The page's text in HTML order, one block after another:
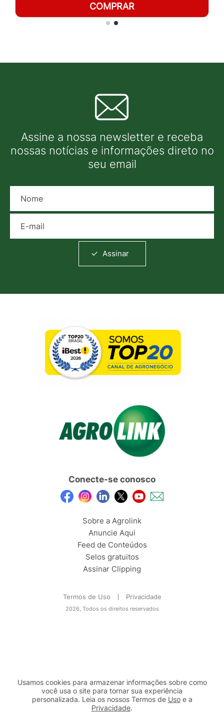
COMPRAR
Assine a nossa newsletter e receba
nossas notícias e informações direto no
seu email
Assinar
Conecte-se conosco
Sobre a Agrolink
Anuncie Aqui
Feed de Conteúdos
Selos gratuitos
Assinar Clipping
Termos de Uso Privacidade
2026, Todos os direitos reservados
Usamos cookies para armazenar informações sobre como
você usa o site para tornar sua experiência
personalizada. Leia os nossos Termos de Usoe a
Privacidade.